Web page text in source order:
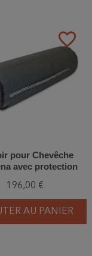
favorite_border
pour Chevêche
avec protection
Schwegler (N°20A -
241/9)
196,00 €
AU PANIER